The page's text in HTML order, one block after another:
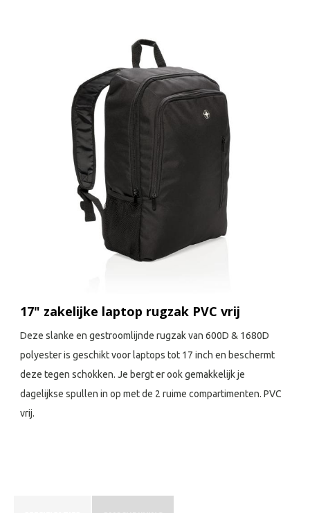
17" zakelijke laptop rugzak PVC vrij
Deze slanke en gestroomlijnde rugzak van 600D & 1680D
polyester is geschikt voor laptops tot 17 inch en beschermt
deze tegen schokken. Je bergt er ook gemakkelijk je
dagelijkse spullen in op met de 2 ruime compartimenten. PVC
vrij.